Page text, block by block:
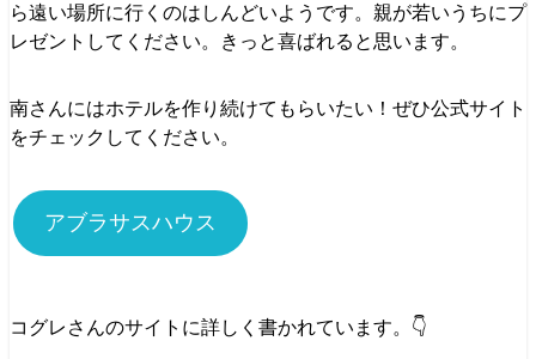
ら遠い場所に行くのはしんどいようです。親が若いうちにプ
レゼントしてください。きっと喜ばれると思います。
南さんにはホテルを作り続けてもらいたい！ぜひ公式サイト
をチェックしてください。
アブラサスハウス
コグレさんのサイトに詳しく書かれています。👇